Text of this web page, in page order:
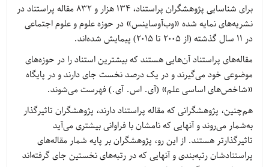
برای شناسایی پژوهشگران پراستناد، 134 هزار و 832 مقاله پراستناد در
نشریه‌های نمایه شده «وب‌آوساینس» در حوزه علوم و علوم اجتماعی
در 11 سال گذشته (از 2005 تا 2015) پیمایش شده‌اند.
مقاله‌های پراستناد آن‌هایی هستند که بیشترین استناد را در حوزه‌های
موضوعی خود می‌گیرند و در یک درصد نخست جای دارند و در پایگاه
«شاخص‌های اساسی علم» (آی. اس. آی.) فهرست می‌شوند.
هم‌چنین، پژوهشگرانی که مقاله پراستناد دارند، پژوهشگران تاثیرگذار
به‌شمار می‌روند و آنهایی که نامشان با فراوانی بیشتری می‌آید
تاثیرگذارتر هستند. از این رو، پژوهشگران بر پایه شمار مقاله‌های
پراستنادشان رتبه‌بندی و آنهایی که در رتبه‌های نخستین جای گرفته‌اند